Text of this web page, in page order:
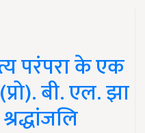
परंपरा के एक
बी. एल. झा